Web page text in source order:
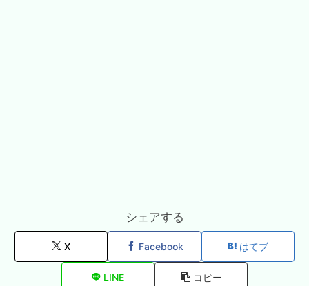
シェアする
X Facebook はてブ
LINE コピー